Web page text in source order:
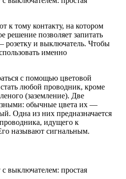
к тому контакту, на котором
решение позволяет запитать
розетку и выключатель. Чтобы
именно
с помощью цветовой
любой проводник, кроме
(заземление). Две
обычные цвета их —
Одна из них предназначается
идущего к
называют сигнальным.